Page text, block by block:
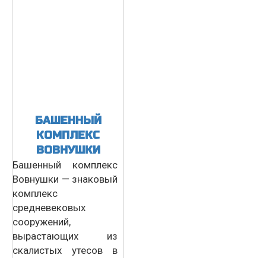
БАШЕННЫЙ
КОМПЛЕКС
ВОВНУШКИ
Башенный комплекс
Вовнушки — знаковый
комплекс
средневековых
сооружений,
вырастающих из
скалистых утесов в